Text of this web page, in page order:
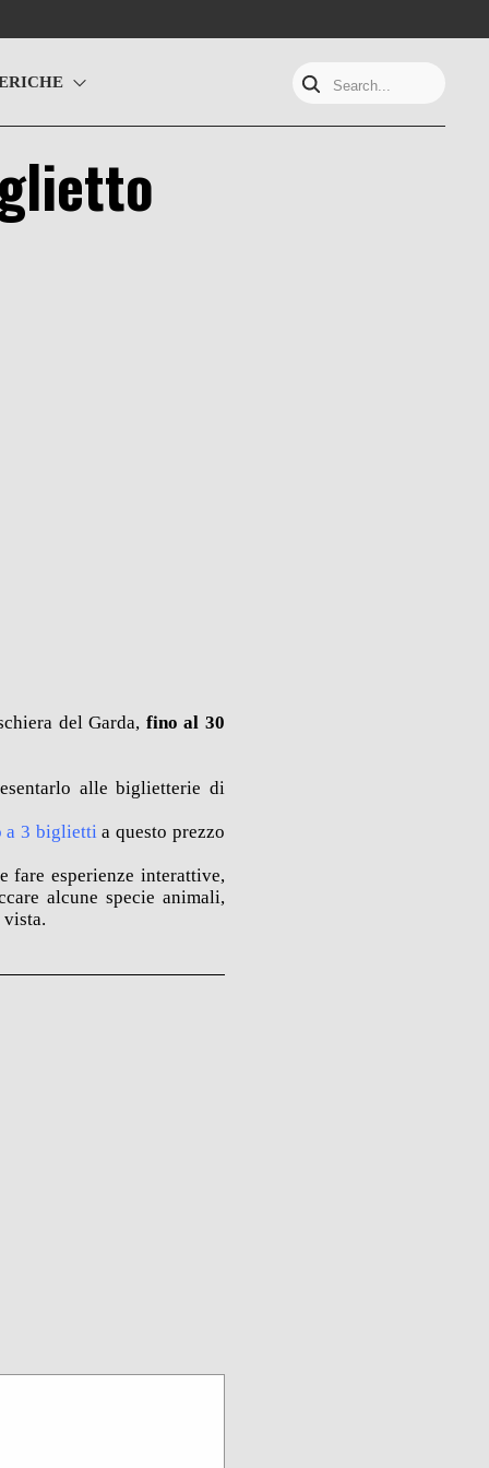
Search...
del Garda, fino al 30
alle biglietterie di
a 3 bigliettia questo prezzo
fare esperienze interattive,
alcune specie animali,